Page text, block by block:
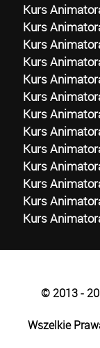
Kurs
Kurs
Kurs
Kurs
Kurs
Kurs
Kurs
Kurs
Kurs
Kurs
Kurs
Kurs
Kurs
© 2013 -
Wszelkie